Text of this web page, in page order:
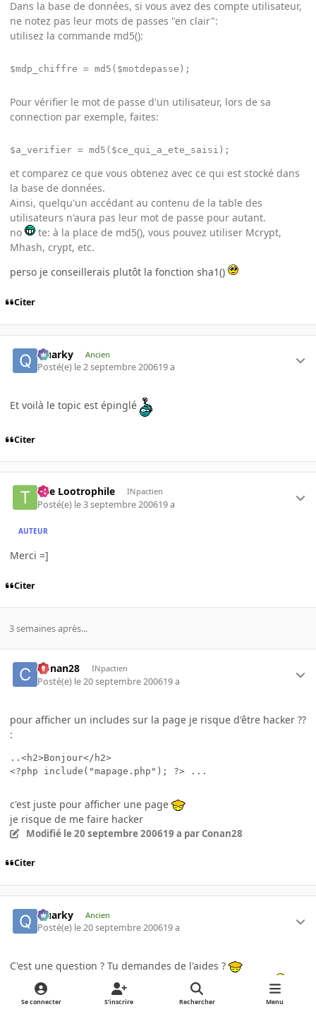
Dans la base de données, si vous avez des compte utilisateur,
ne notez pas leur mots de passes "en clair":
utilisez la commande md5():
$mdp_chiffre = md5($motdepasse);
Pour vérifier le mot de passe d'un utilisateur, lors de sa
connection par exemple, faites:
$a_verifier = md5($ce_qui_a_ete_saisi);
et comparez ce que vous obtenez avec ce qui est stocké dans
la base de données.
Ainsi, quelqu'un accédant au contenu de la table des
utilisateurs n'aura pas leur mot de passe pour autant.
no
te: à la place de md5(), vous pouvez utiliser Mcrypt,
Mhash, crypt, etc.
perso je conseillerais plutôt la fonction sha1()
Citer
Quarky Ancien
Posté(e) le 2 septembre 200619 a
Et voilà le topic est épinglé
Citer
The Lootrophile INpactien
Posté(e) le 3 septembre 200619 a
AUTEUR
Merci =]
Citer
3 semaines après...
Conan28 INpactien
Posté(e) le 20 septembre 200619 a
pour afficher un includes sur la page je risque d'être hacker ??
:
..<h2>Bonjour</h2>
<?php include("mapage.php"); ?> ...
c'est juste pour afficher une page
je risque de me faire hacker
Modifié le 20 septembre 200619 a par Conan28
Citer
Quarky Ancien
Posté(e) le 20 septembre 200619 a
C'est une question ? Tu demandes de l'aides ?
Perso je ferais un include_once c'est déjà un peu mieux
Se connecter S’inscrire Rechercher Menu